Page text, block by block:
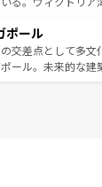
ほしい。
気候は一年中温暖
いる。親しみや
そして多様な観光
を訪れても感動す
効率よく見どこ
から文化的な体験
ポール
交差点として多
ール。未来的な建
カーズは地元の風